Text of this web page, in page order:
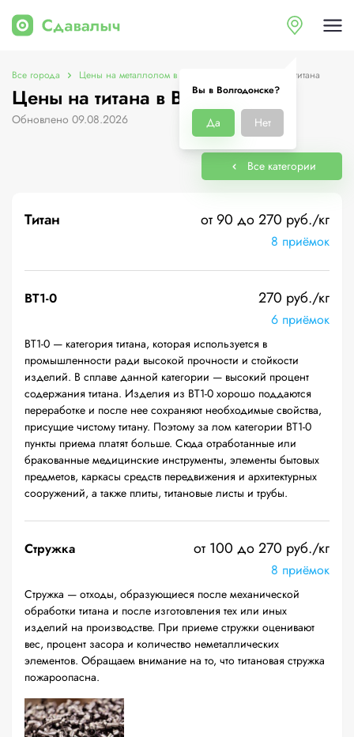
Вы в Волгодонске?
Да Нет
Все города Цены на металлолом в Волгодонске Цены на титана
Цены на титана в Волгодонске
Обновлено 09.08.2026
Все категории
Титан от 90 до 270 руб./кг
8 приёмок
ВТ1-0 270 руб./кг
6 приёмок
ВТ1-0 — категория титана, которая используется в
промышленности ради высокой прочности и стойкости
изделий. В сплаве данной категории — высокий процент
содержания титана. Изделия из ВТ1-0 хорошо поддаются
переработке и после нее сохраняют необходимые свойства,
присущие чистому титану. Поэтому за лом категории ВТ1-0
пункты приема платят больше. Сюда отработанные или
бракованные медицинские инструменты, элементы бытовых
предметов, каркасы средств передвижения и архитектурных
сооружений, а также плиты, титановые листы и трубы.
Стружка от 100 до 270 руб./кг
8 приёмок
Стружка — отходы, образующиеся после механической
обработки титана и после изготовления тех или иных
изделий на производстве. При приеме стружки оценивают
вес, процент засора и количество неметаллических
элементов. Обращаем внимание на то, что титановая стружка
пожароопасна.